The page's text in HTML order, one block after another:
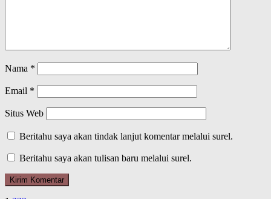
Nama *
Email *
Situs Web
Beritahu saya akan tindak lanjut komentar melalui surel.
Beritahu saya akan tulisan baru melalui surel.